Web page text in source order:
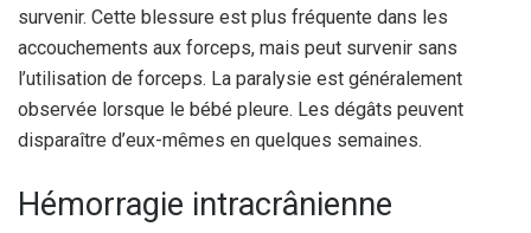
survenir. Cette blessure est plus fréquente dans les
accouchements aux forceps, mais peut survenir sans
l’utilisation de forceps. La paralysie est généralement
observée lorsque le bébé pleure. Les dégâts peuvent
disparaître d’eux-mêmes en quelques semaines.
Hémorragie intracrânienne